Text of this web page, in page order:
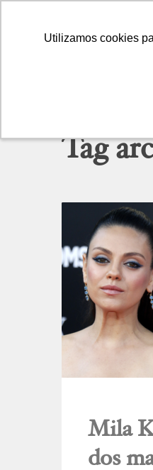
Utilizamos cookies
Utilizamos cookies
Tag
Mila
dos